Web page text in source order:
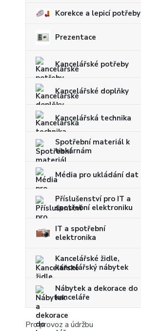
Korekce a lepicí potřeby
Prezentace
Kancelářské potřeby
Kancelářské doplňky
Kancelářská technika
Spotřební materiál k
tiskárnám
Média pro ukládání dat
Příslušenství pro IT a
spotřební elektroniku
IT a spotřební
elektronika
Kancelářské židle,
kancelářský nábytek
Nábytek a dekorace do
kanceláře
Pro provoz a údržbu